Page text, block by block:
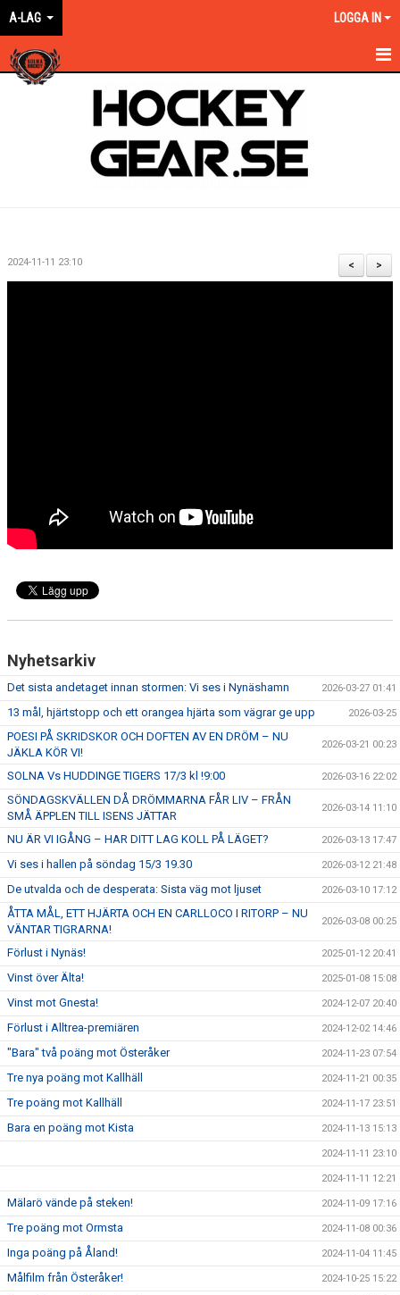
A-LAG LOGGA IN
BILDGALLERI
>
<
2024-11-11 23:10
Nyhetsarkiv
Det sista andetaget innan stormen: Vi ses i Nynäshamn 2026-03-27 01:41
13 mål, hjärtstopp och ett orangea hjärta som vägrar ge upp 2026-03-25
POESI PÅ SKRIDSKOR OCH DOFTEN AV EN DRÖM – NU
JÄKLA KÖR VI!
2026-03-21 00:23
SOLNA Vs HUDDINGE TIGERS 17/3 kl !9:00 2026-03-16 22:02
SÖNDAGSKVÄLLEN DÅ DRÖMMARNA FÅR LIV – FRÅN
SMÅ ÄPPLEN TILL ISENS JÄTTAR
2026-03-14 11:10
NU ÄR VI IGÅNG – HAR DITT LAG KOLL PÅ LÄGET? 2026-03-13 17:47
Vi ses i hallen på söndag 15/3 19.30 2026-03-12 21:48
De utvalda och de desperata: Sista väg mot ljuset 2026-03-10 17:12
ÅTTA MÅL, ETT HJÄRTA OCH EN CARLLOCO I RITORP – NU
VÄNTAR TIGRARNA!
2026-03-08 00:25
Förlust i Nynäs! 2025-01-12 20:41
Vinst över Älta! 2025-01-08 15:08
Vinst mot Gnesta! 2024-12-07 20:40
Förlust i Alltrea-premiären 2024-12-02 14:46
"Bara" två poäng mot Österåker 2024-11-23 07:54
Tre nya poäng mot Kallhäll 2024-11-21 00:35
Tre poäng mot Kallhäll 2024-11-17 23:51
Bara en poäng mot Kista 2024-11-13 15:13
2024-11-11 23:10
2024-11-11 12:21
Mälarö vände på steken! 2024-11-09 17:16
Tre poäng mot Ormsta 2024-11-08 00:36
Inga poäng på Åland! 2024-11-04 11:45
Målfilm från Österåker! 2024-10-25 15:22